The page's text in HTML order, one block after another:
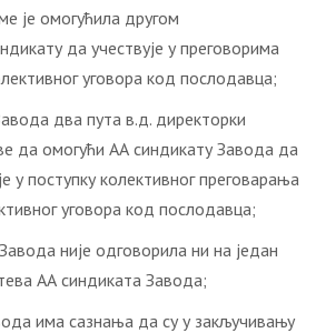
је омогућила другом
да учествује у преговорима
уговора код послодавца;
два пута в.д. директорки
да омогући АА синдикату Завода да
у поступку колективног преговарања
уговора код послодавца;
није одговорила ни на један
АА синдиката Завода;
има сазнања да су у закључивању